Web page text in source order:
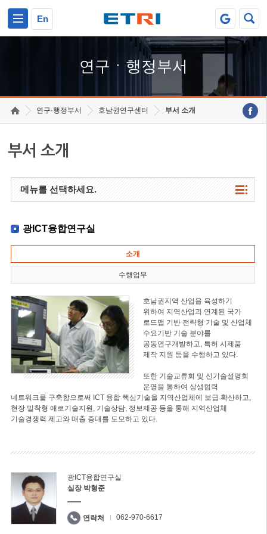
En
연구ㆍ행정부서
연구·행정부서 호남권연구센터 부서 소개
부서 소개
메뉴를 선택하세요.
광ICT융합연구실
소개
수행업무
호남권지역 산업을 육성하기
위하여 지역산업과 연계된 국가
로드맵 기반 전략형 기술 및 산업체
수요기반 기술 분야를
공동연구개발하고, 특허 시제품
제작 지원 등을 수행하고 있다.
또한 기술교류회 및 신기술설명회
운영을 통하여 상생협력
네트워크를 구축함으로써 ICT 융합 핵심기술을 지역산업체에 보급 확산하고,
현장 밀착형 애로기술지원, 기술상담, 정보제공 등을 통해 지역산업체
기술경쟁력 제고와 매출 증대를 도모하고 있다.
광ICT융합연구실
실장 박형준
연락처 062-970-6617